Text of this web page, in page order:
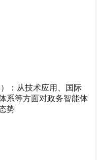
：从技术应用、国际
系等方面对政务智能体
势